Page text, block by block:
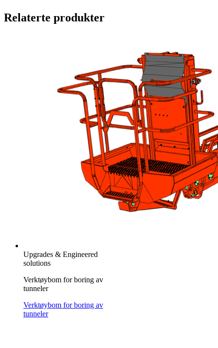
Relaterte produkter
Upgrades & Engineered
solutions
Verktøybom for boring av
tunneler
Verktøybom for boring av
tunneler